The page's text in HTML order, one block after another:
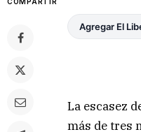
Agregar El
La escasez
más de tres